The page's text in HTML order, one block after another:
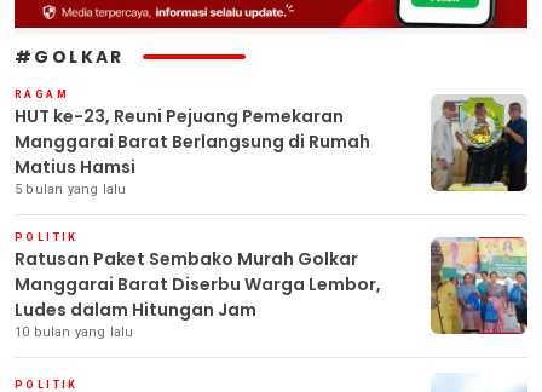
#GOLKAR
RAGAM
HUT ke-23, Reuni Pejuang Pemekaran
Manggarai Barat Berlangsung di Rumah
Matius Hamsi
5 bulan yang lalu
POLITIK
Ratusan Paket Sembako Murah Golkar
Manggarai Barat Diserbu Warga Lembor,
Ludes dalam Hitungan Jam
10 bulan yang lalu
POLITIK